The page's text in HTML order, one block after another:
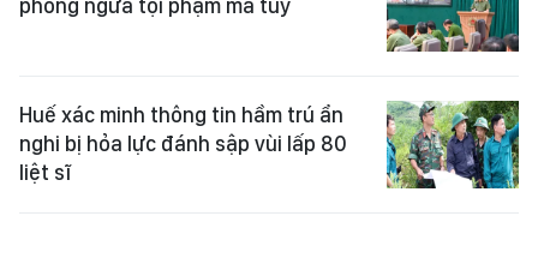
phòng ngừa tội phạm ma túy
Huế xác minh thông tin hầm trú ẩn
nghi bị hỏa lực đánh sập vùi lấp 80
liệt sĩ